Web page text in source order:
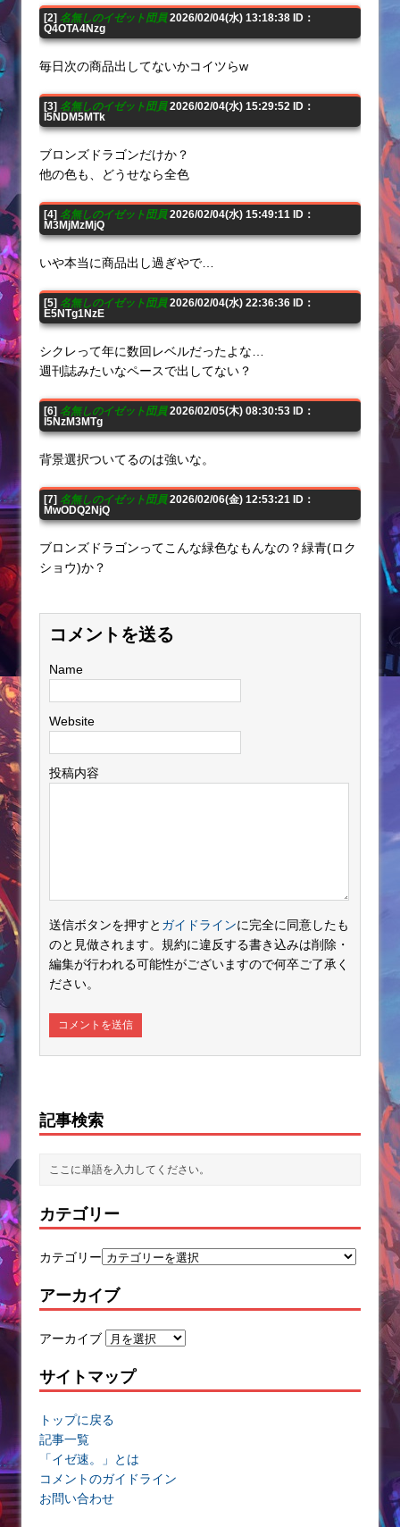
[2] 名無しのイゼット団員2026/02/04(水) 13:18:38 ID：
Q4OTA4Nzg
毎日次の商品出してないかコイツらw
[3] 名無しのイゼット団員2026/02/04(水) 15:29:52 ID：
I5NDM5MTk
ブロンズドラゴンだけか？
他の色も、どうせなら全色
[4] 名無しのイゼット団員2026/02/04(水) 15:49:11 ID：
M3MjMzMjQ
いや本当に商品出し過ぎやで…
[5] 名無しのイゼット団員2026/02/04(水) 22:36:36 ID：
E5NTg1NzE
シクレって年に数回レベルだったよな…
週刊誌みたいなペースで出してない？
[6] 名無しのイゼット団員2026/02/05(木) 08:30:53 ID：
I5NzM3MTg
背景選択ついてるのは強いな。
[7] 名無しのイゼット団員2026/02/06(金) 12:53:21 ID：
MwODQ2NjQ
ブロンズドラゴンってこんな緑色なもんなの？緑青(ロク
ショウ)か？
コメントを送る
Name
Website
投稿内容
送信ボタンを押すと ガイドラインに完全に同意したも
のと見做されます。規約に違反する書き込みは削除・
編集が行われる可能性がございますので何卒ご了承く
ださい。
記事検索
カテゴリー
カテゴリー
アーカイブ
アーカイブ
サイトマップ
トップに戻る
記事一覧
「イゼ速。」とは
コメントのガイドライン
お問い合わせ